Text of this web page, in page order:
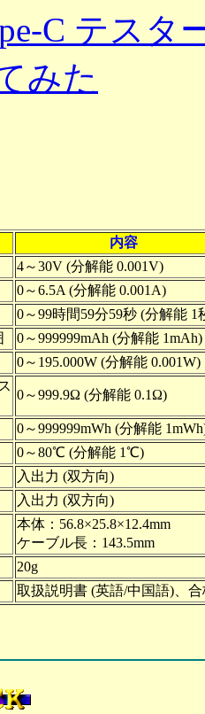
C テスタ
みた
内容
4～30V (分解能 0.001V)
0～6.5A (分解能 0.001A)
0～99時間59分59秒 (分解能 1
0～999999mAh (分解能 1mAh)
0～195.000W (分解能 0.001W)
0～999.9Ω (分解能 0.1Ω)
0～999999mWh (分解能
0～80℃ (分解能 1℃)
入出力 (双方向)
入出力 (双方向)
本体：56.8×25.8×12.4mm
ケーブル長：143.5mm
20g
取扱説明書 (英語/中国語)、